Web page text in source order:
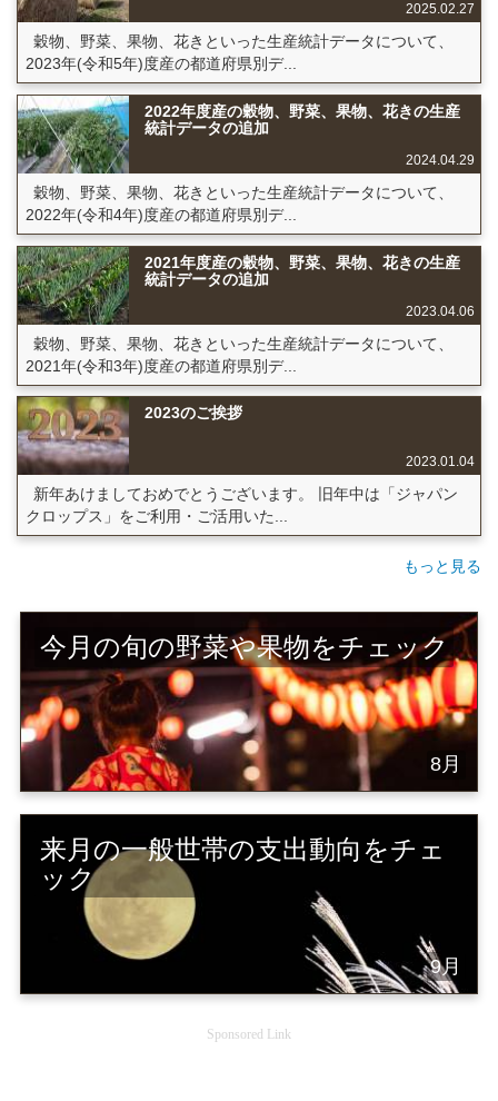
2025.02.27
穀物、野菜、果物、花きといった生産統計データについて、
2023年(令和5年)度産の都道府県別デ...
2022年度産の穀物、野菜、果物、花きの生産
統計データの追加
2024.04.29
穀物、野菜、果物、花きといった生産統計データについて、
2022年(令和4年)度産の都道府県別デ...
2021年度産の穀物、野菜、果物、花きの生産
統計データの追加
2023.04.06
穀物、野菜、果物、花きといった生産統計データについて、
2021年(令和3年)度産の都道府県別デ...
2023のご挨拶
2023.01.04
新年あけましておめでとうございます。 旧年中は「ジャパン
クロップス」をご利用・ご活用いた...
もっと見る
今月の旬の野菜や果物をチェック
8月
来月の一般世帯の支出動向をチェ
ック
9月
Sponsored Link